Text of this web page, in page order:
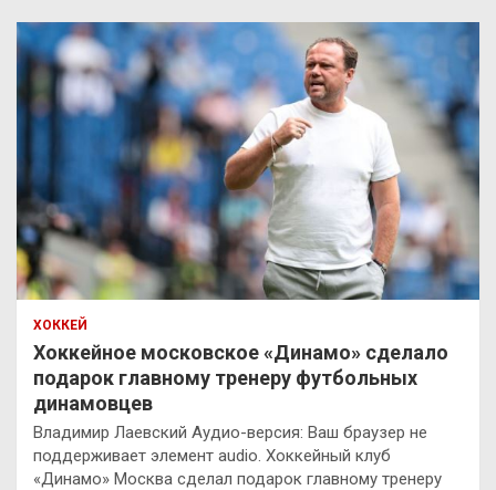
ХОККЕЙ
Хоккейное московское «Динамо» сделало
подарок главному тренеру футбольных
динамовцев
Владимир Лаевский Аудио-версия: Ваш браузер не
поддерживает элемент audio. Хоккейный клуб
«Динамо» Москва сделал подарок главному тренеру